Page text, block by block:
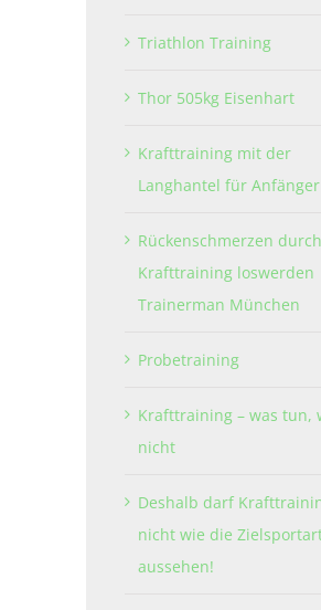
Triathlon Training
Thor 505kg Eisenhart
Krafttraining mit der
Langhantel für Anfänger
Rückenschmerzen durch
Krafttraining loswerden
Trainerman München
Probetraining
Krafttraining – was tun,
nicht
Deshalb darf
nicht wie die
aussehen!